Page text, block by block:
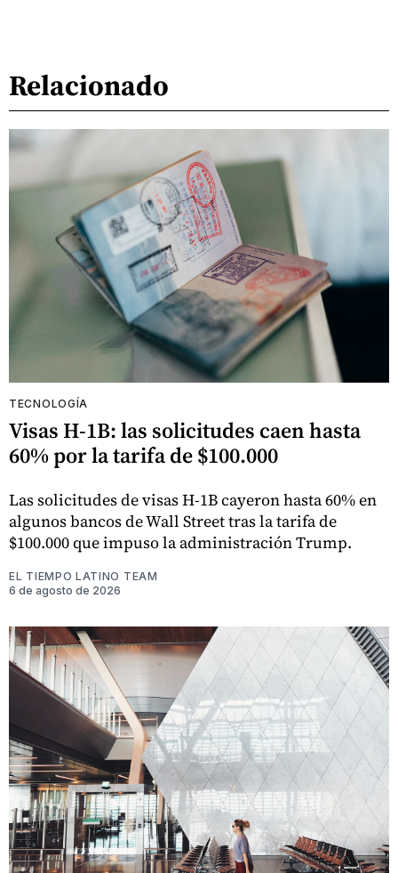
Relacionado
TECNOLOGÍA
Visas H-1B: las solicitudes caen hasta
60% por la tarifa de $100.000
Las solicitudes de visas H-1B cayeron hasta 60% en
algunos bancos de Wall Street tras la tarifa de
$100.000 que impuso la administración Trump.
EL TIEMPO LATINO TEAM
6 de agosto de 2026